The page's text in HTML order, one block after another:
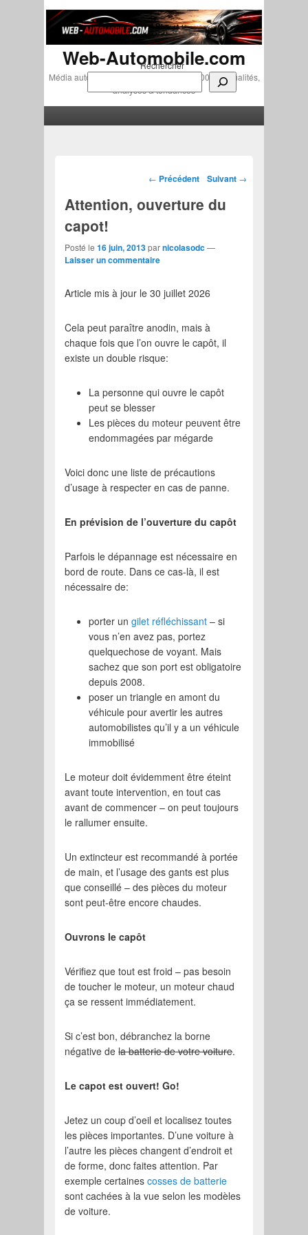
Rechercher
Web-Automobile.com
Média automobile indépendant depuis 2007 • Actualités,
analyses & tendances
Navigation des articles
← Précédent Suivant →
Attention, ouverture du
capot!
Posté le16 juin, 2013parnicolasodc—
Laisser un commentaire
Article mis à jour le 30 juillet 2026
Cela peut paraître anodin, mais à
chaque fois que l’on ouvre le capôt, il
existe un double risque:
La personne qui ouvre le capôt
peut se blesser
Les pièces du moteur peuvent être
endommagées par mégarde
Voici donc une liste de précautions
d’usage à respecter en cas de panne.
En prévision de l’ouverture du capôt
Parfois le dépannage est nécessaire en
bord de route. Dans ce cas-là, il est
nécessaire de:
porter ungilet réfléchissant – si
vous n’en avez pas, portez
quelquechose de voyant. Mais
sachez que son port est obligatoire
depuis 2008.
poser un triangle en amont du
véhicule pour avertir les autres
automobilistes qu’il y a un véhicule
immobilisé
Le moteur doit évidemment être éteint
avant toute intervention, en tout cas
avant de commencer – on peut toujours
le rallumer ensuite.
Un extincteur est recommandé à portée
de main, et l’usage des gants est plus
que conseillé – des pièces du moteur
sont peut-être encore chaudes.
Ouvrons le capôt
Vérifiez que tout est froid – pas besoin
de toucher le moteur, un moteur chaud
ça se ressent immédiatement.
Si c’est bon, débranchez la borne
négative dela batterie de votre voiture.
Le capot est ouvert! Go!
Jetez un coup d’oeil et localisez toutes
les pièces importantes. D’une voiture à
l’autre les pièces changent d’endroit et
de forme, donc faites attention. Par
exemple certainescosses de batterie
sont cachées à la vue selon les modèles
de voiture.